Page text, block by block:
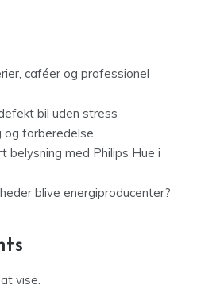
caféer og professionel
bil uden stress
og forberedelse
belysning med Philips Hue i
blive energiproducenter?
vise.